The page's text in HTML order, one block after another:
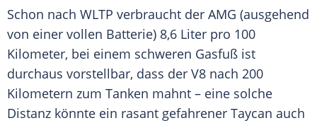
Schon nach WLTP verbraucht der AMG (ausgehend
von einer vollen Batterie) 8,6 Liter pro 100
Kilometer, bei einem schweren Gasfuß ist
durchaus vorstellbar, dass der V8 nach 200
Kilometern zum Tanken mahnt – eine solche
Distanz könnte ein rasant gefahrener Taycan auch